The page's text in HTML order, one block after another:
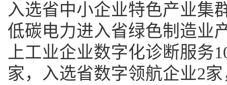
入选省中小企业特色产业集
低碳电力进入省绿色制造业
上工业企业数字化诊断服务
家，入选省数字领航企业2